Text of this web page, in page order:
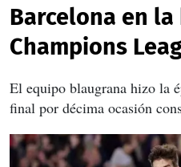
Barcelona en
Champions
El equipo blaugrana hizo la
final por décima ocasión